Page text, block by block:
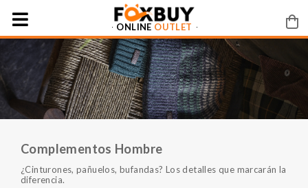
ONLINE OUTLET
Complementos Hombre
¿Cinturones, pañuelos, bufandas? Los detalles que marcarán la
diferencia.